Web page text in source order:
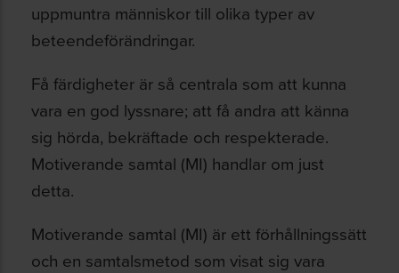
uppmuntra människor till olika typer av
beteendeförändringar.
Få färdigheter är så centrala som att kunna
vara en god lyssnare; att få andra att känna
sig hörda, bekräftade och respekterade.
Motiverande samtal (MI) handlar om just
detta.
Motiverande samtal (MI) är ett förhållningssätt
och en samtalsmetod som visat sig vara